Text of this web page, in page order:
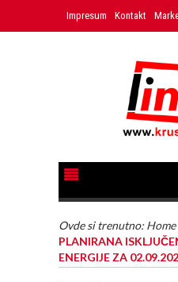
Impresum Kontakt
Ovde si trenutno: Home
PLANIRANA
ENERGIJE ZA